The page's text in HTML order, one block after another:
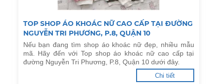
TOP SHOP ÁO KHOÁC NỮ CAO CẤP TẠI ĐƯỜNG
NGUYỄN TRI PHƯƠNG, P.8, QUẬN 10
Nếu bạn đang tìm shop áo khoác nữ đẹp, nhiều mẫu
mã. Hãy đến với Top shop áo khoác nữ cao cấp tại
đường Nguyễn Tri Phương, P.8, Quận 10 dưới đây.
Chi tiết